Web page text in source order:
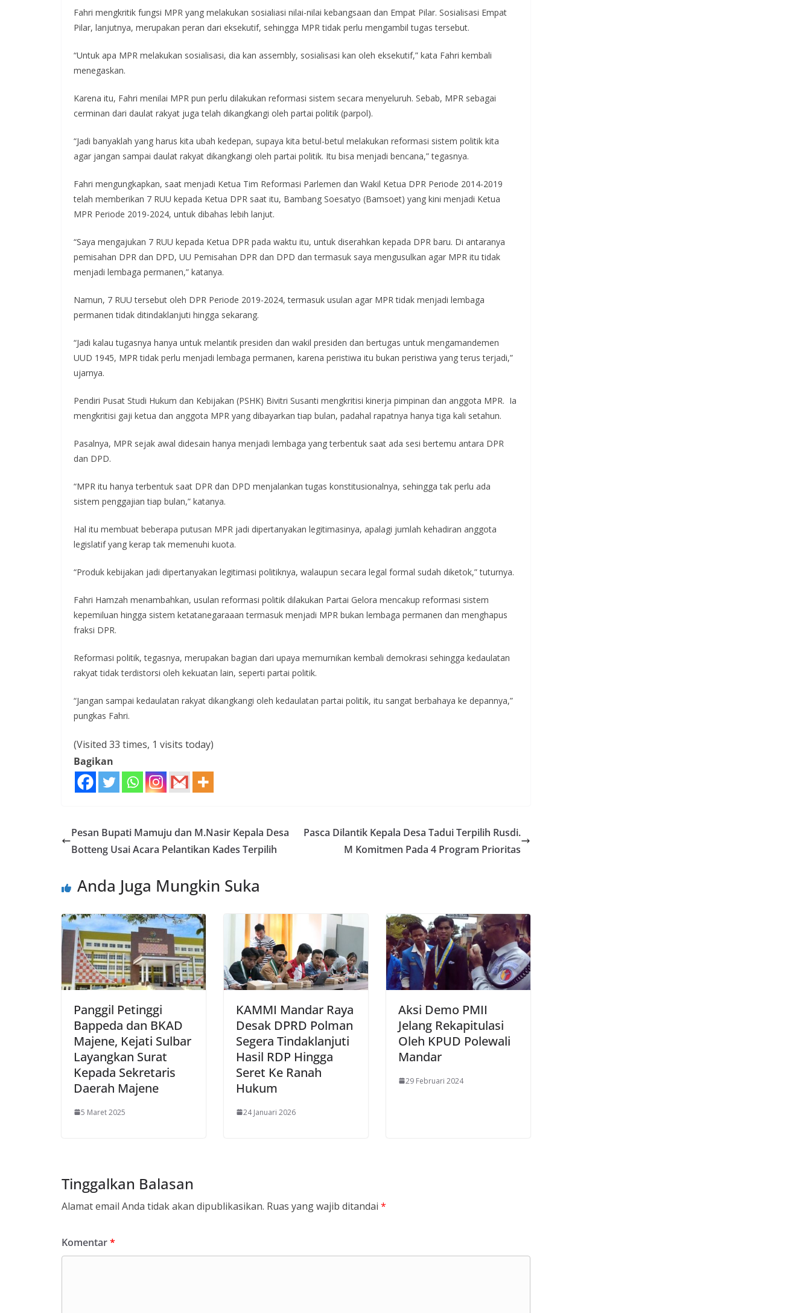
Fahri mengkritik fungsi MPR yang melakukan sosialiasi nilai-nilai kebangsaan dan Empat Pilar. Sosialisasi Empat
Pilar, lanjutnya, merupakan peran dari eksekutif, sehingga MPR tidak perlu mengambil tugas tersebut.
“Untuk apa MPR melakukan sosialisasi, dia kan assembly, sosialisasi kan oleh eksekutif,” kata Fahri kembali
menegaskan.
Karena itu, Fahri menilai MPR pun perlu dilakukan reformasi sistem secara menyeluruh. Sebab, MPR sebagai
cerminan dari daulat rakyat juga telah dikangkangi oleh partai politik (parpol).
“Jadi banyaklah yang harus kita ubah kedepan, supaya kita betul-betul melakukan reformasi sistem politik kita
agar jangan sampai daulat rakyat dikangkangi oleh partai politik. Itu bisa menjadi bencana,” tegasnya.
Fahri mengungkapkan, saat menjadi Ketua Tim Reformasi Parlemen dan Wakil Ketua DPR Periode 2014-2019
telah memberikan 7 RUU kepada Ketua DPR saat itu, Bambang Soesatyo (Bamsoet) yang kini menjadi Ketua
MPR Periode 2019-2024, untuk dibahas lebih lanjut.
“Saya mengajukan 7 RUU kepada Ketua DPR pada waktu itu, untuk diserahkan kepada DPR baru. Di antaranya
pemisahan DPR dan DPD, UU Pemisahan DPR dan DPD dan termasuk saya mengusulkan agar MPR itu tidak
menjadi lembaga permanen,” katanya.
Namun, 7 RUU tersebut oleh DPR Periode 2019-2024, termasuk usulan agar MPR tidak menjadi lembaga
permanen tidak ditindaklanjuti hingga sekarang.
“Jadi kalau tugasnya hanya untuk melantik presiden dan wakil presiden dan bertugas untuk mengamandemen
UUD 1945, MPR tidak perlu menjadi lembaga permanen, karena peristiwa itu bukan peristiwa yang terus terjadi,”
ujarnya.
Pendiri Pusat Studi Hukum dan Kebijakan (PSHK) Bivitri Susanti mengkritisi kinerja pimpinan dan anggota MPR. Ia
mengkritisi gaji ketua dan anggota MPR yang dibayarkan tiap bulan, padahal rapatnya hanya tiga kali setahun.
Pasalnya, MPR sejak awal didesain hanya menjadi lembaga yang terbentuk saat ada sesi bertemu antara DPR
dan DPD.
“MPR itu hanya terbentuk saat DPR dan DPD menjalankan tugas konstitusionalnya, sehingga tak perlu ada
sistem penggajian tiap bulan,” katanya.
Hal itu membuat beberapa putusan MPR jadi dipertanyakan legitimasinya, apalagi jumlah kehadiran anggota
legislatif yang kerap tak memenuhi kuota.
“Produk kebijakan jadi dipertanyakan legitimasi politiknya, walaupun secara legal formal sudah diketok,” tuturnya.
Fahri Hamzah menambahkan, usulan reformasi politik dilakukan Partai Gelora mencakup reformasi sistem
kepemiluan hingga sistem ketatanegaraaan termasuk menjadi MPR bukan lembaga permanen dan menghapus
fraksi DPR.
Reformasi politik, tegasnya, merupakan bagian dari upaya memurnikan kembali demokrasi sehingga kedaulatan
rakyat tidak terdistorsi oleh kekuatan lain, seperti partai politik.
“Jangan sampai kedaulatan rakyat dikangkangi oleh kedaulatan partai politik, itu sangat berbahaya ke depannya,”
pungkas Fahri.
(Visited 33 times, 1 visits today)
Bagikan
Pesan Bupati Mamuju dan M.Nasir Kepala Desa
Botteng Usai Acara Pelantikan Kades Terpilih
Pasca Dilantik Kepala Desa Tadui Terpilih Rusdi.
M Komitmen Pada 4 Program Prioritas
Anda Juga Mungkin Suka
Panggil Petinggi
Bappeda dan BKAD
Majene, Kejati Sulbar
Layangkan Surat
Kepada Sekretaris
Daerah Majene
5 Maret 2025
KAMMI Mandar Raya
Desak DPRD Polman
Segera Tindaklanjuti
Hasil RDP Hingga
Seret Ke Ranah
Hukum
24 Januari 2026
Aksi Demo PMII
Jelang Rekapitulasi
Oleh KPUD Polewali
Mandar
29 Februari 2024
Tinggalkan Balasan
Alamat email Anda tidak akan dipublikasikan. Ruas yang wajib ditandai *
Komentar*